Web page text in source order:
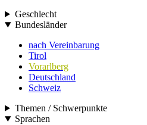
Geschlecht
Bundesländer
nach Vereinbarung
Tirol
Vorarlberg
Deutschland
Schweiz
Themen / Schwerpunkte
Sprachen